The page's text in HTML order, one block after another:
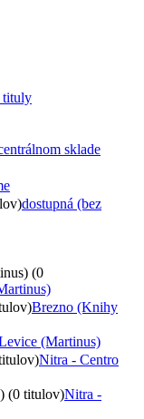
tituly
sklade
dostupná (bez
(0
Brezno (Knihy
(Martinus)
Nitra - Centro
(0 titulov)Nitra -